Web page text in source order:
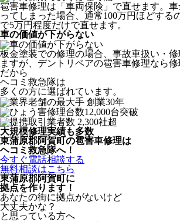
雹害車修理は「車両保険」で直せます。
ってしまった場合、通常100万円ほどする
で5万円程度だけで直せます。
車の価値が下がらない
板金塗装での修理の場合、事故車扱い・
ますが、デントリペアの雹害車修理なら修
だから
ヘコミ救急隊は
多くの方に選ばれています。
大規模修理実績も多数
東蒲原郡阿賀町の雹害車修理は
ヘコミ救急隊へ！
今すぐ電話相談する
無料相談はこちら
東蒲原郡阿賀町に
拠点を作ります！
あなたの街に拠点がないけど
大丈夫かな？
と思っている方へ